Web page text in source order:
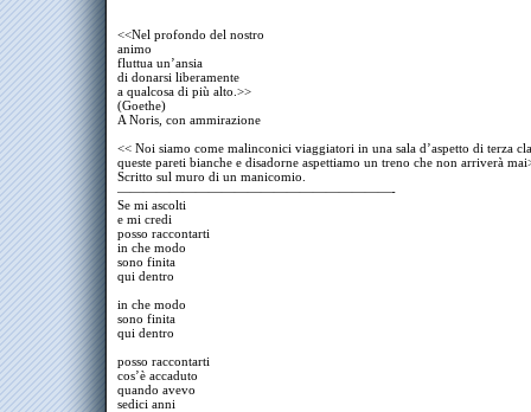
<<Nel profondo del nostro
animo
fluttua un’ansia
di donarsi liberamente
a qualcosa di più alto.>>
(Goethe)
A Noris, con ammirazione
<< Noi siamo come malinconici viaggiatori in una sala d’aspetto di terza
queste pareti bianche e disadorne aspettiamo un treno che non arriverà
Scritto sul muro di un manicomio.
—————————————————————-
Se mi ascolti
e mi credi
posso raccontarti
in che modo
sono finita
qui dentro
in che modo
sono finita
qui dentro
posso raccontarti
cos’è accaduto
quando avevo
sedici anni